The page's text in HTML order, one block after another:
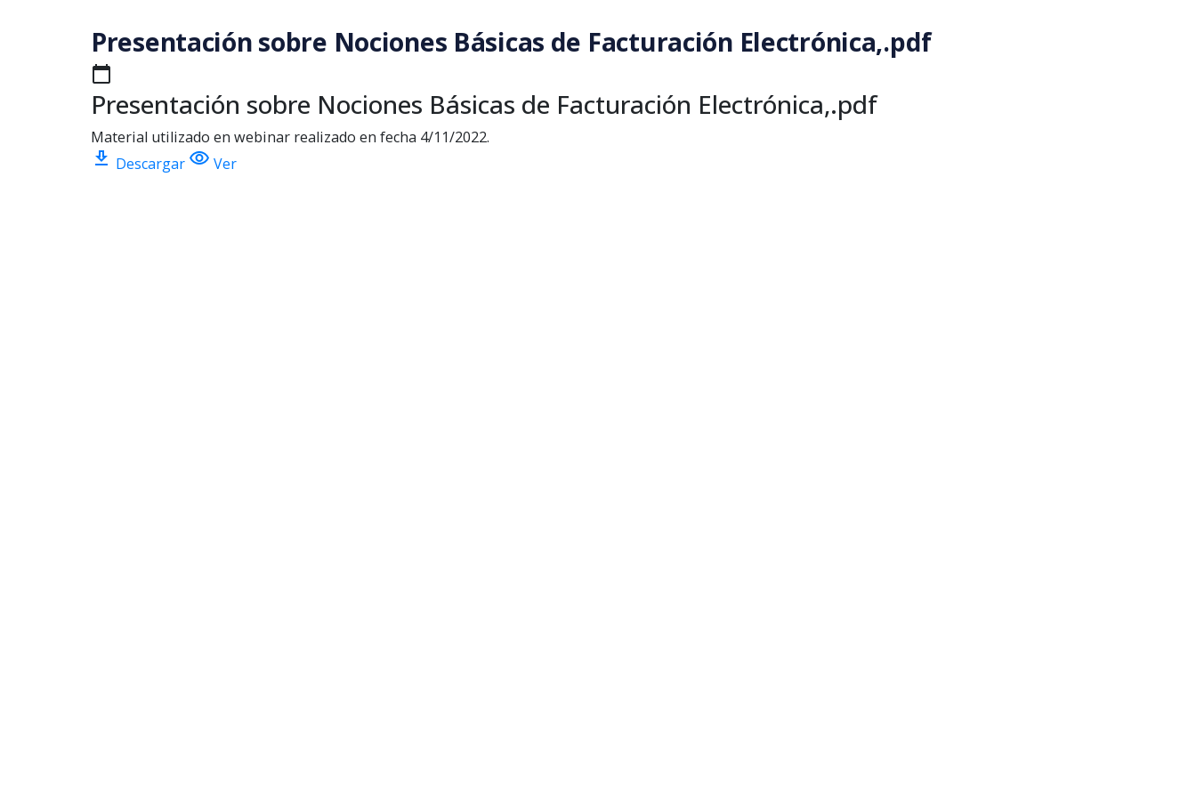
Presentación sobre Nociones Básicas de Facturación Electrónica,.pdf
calendar_today
Presentación sobre Nociones Básicas de Facturación Electrónica,.pdf
Material utilizado en webinar realizado en fecha 4/11/2022.
download Descargar visibility Ver